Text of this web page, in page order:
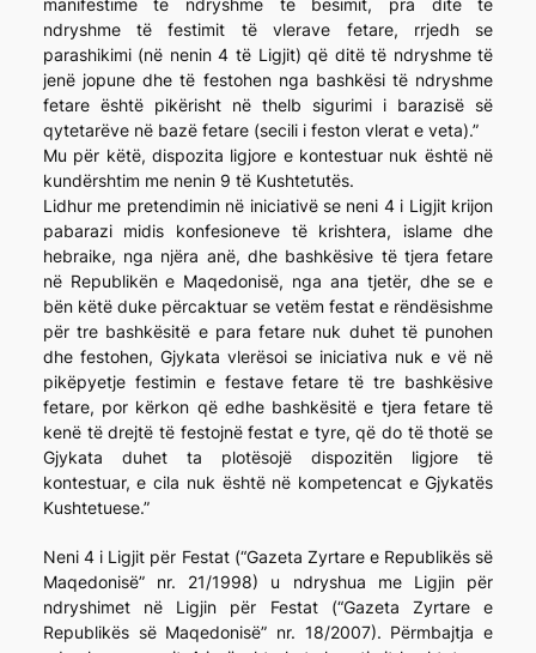
manifestime të ndryshme të besimit, pra ditë të
ndryshme të festimit të vlerave fetare, rrjedh se
parashikimi (në nenin 4 të Ligjit) që ditë të ndryshme të
jenë jopune dhe të festohen nga bashkësi të ndryshme
fetare është pikërisht në thelb sigurimi i barazisë së
qytetarëve në bazë fetare (secili i feston vlerat e veta).”
Mu për këtë, dispozita ligjore e kontestuar nuk është në
kundërshtim me nenin 9 të Kushtetutës.
Lidhur me pretendimin në iniciativë se neni 4 i Ligjit krijon
pabarazi midis konfesioneve të krishtera, islame dhe
hebraike, nga njëra anë, dhe bashkësive të tjera fetare
në Republikën e Maqedonisë, nga ana tjetër, dhe se e
bën këtë duke përcaktuar se vetëm festat e rëndësishme
për tre bashkësitë e para fetare nuk duhet të punohen
dhe festohen, Gjykata vlerësoi se iniciativa nuk e vë në
pikëpyetje festimin e festave fetare të tre bashkësive
fetare, por kërkon që edhe bashkësitë e tjera fetare të
kenë të drejtë të festojnë festat e tyre, që do të thotë se
Gjykata duhet ta plotësojë dispozitën ligjore të
kontestuar, e cila nuk është në kompetencat e Gjykatës
Kushtetuese.”
Neni 4 i Ligjit për Festat (“Gazeta Zyrtare e Republikës së
Maqedonisë” nr. 21/1998) u ndryshua me Ligjin për
ndryshimet në Ligjin për Festat (“Gazeta Zyrtare e
Republikës së Maqedonisë” nr. 18/2007). Përmbajtja e